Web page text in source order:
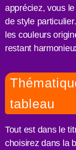
appréciez, vous
de style
les couleurs
restant
tableau
Tout est dans le
choisirez dans la